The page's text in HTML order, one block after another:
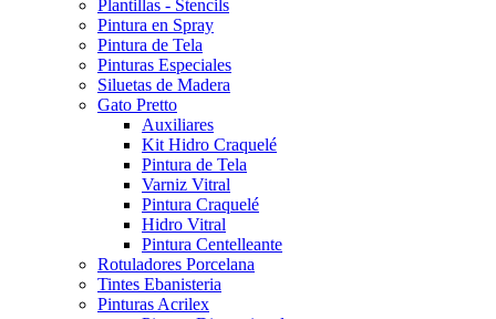
Plantillas - Stencils
Pintura en Spray
Pintura de Tela
Pinturas Especiales
Siluetas de Madera
Gato Pretto
Auxiliares
Kit Hidro Craquelé
Pintura de Tela
Varniz Vitral
Pintura Craquelé
Hidro Vitral
Pintura Centelleante
Rotuladores Porcelana
Tintes Ebanisteria
Pinturas Acrilex